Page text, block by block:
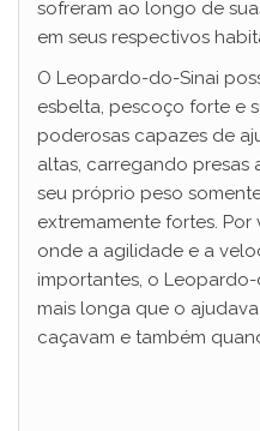
sofreram ao longo de
em seus respectivos
O Leopardo-do-Sinai
esbelta, pescoço forte e
poderosas capazes de
altas, carregando presas
seu próprio peso
extremamente fortes.
onde a agilidade e a
importantes, o
mais longa que o
caçavam e também